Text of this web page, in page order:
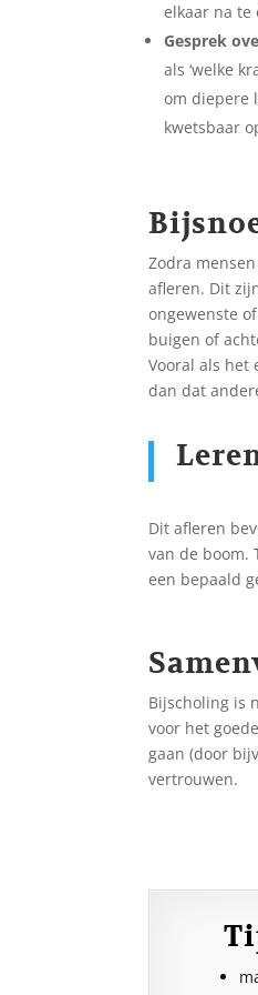
elkaar na te
Gesprek
als ‘welke
om diepere
kwetsbaar
Zodra
afleren. Dit
ongewenste
buigen of
Vooral als het
dan dat
Dit afleren
van de boom.
een bepaald
Bijscholing is
voor het
gaan (door
vertrouwen.